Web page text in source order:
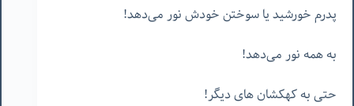
پدرم خورشید یا سوختن خودش نور می‌دهد!
به همه نور می‌دهد!
حتی به کهکشان های دیگر!